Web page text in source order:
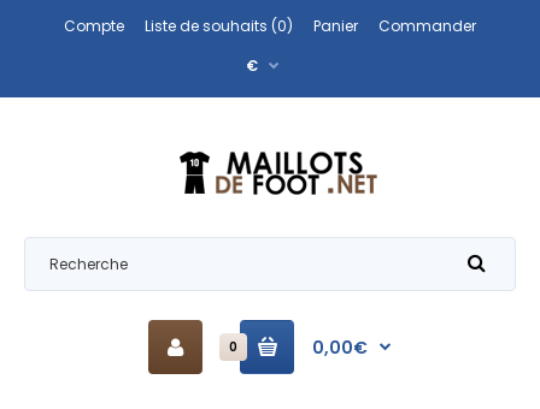
Compte Liste de souhaits (0) Panier
Commander
€
0 0,00€